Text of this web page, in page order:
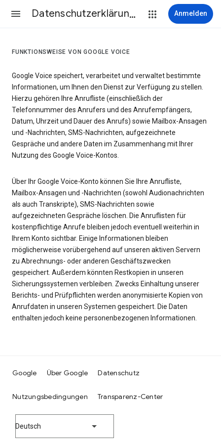
Datenschutzerklärung & Nutzungsbedingungen Anmelden
FUNKTIONSWEISE VON GOOGLE VOICE
Google Voice speichert, verarbeitet und verwaltet bestimmte
Informationen, um Ihnen den Dienst zur Verfügung zu stellen.
Hierzu gehören Ihre Anrufliste (einschließlich der
Telefonnummer des Anrufers und des Anrufempfängers,
Datum, Uhrzeit und Dauer des Anrufs) sowie Mailbox-Ansagen
und -Nachrichten, SMS-Nachrichten, aufgezeichnete
Gespräche und andere Daten im Zusammenhang mit Ihrer
Nutzung des Google Voice-Kontos.
Über Ihr Google Voice-Konto können Sie Ihre Anrufliste,
Mailbox-Ansagen und -Nachrichten (sowohl Audionachrichten
als auch Transkripte), SMS-Nachrichten sowie
aufgezeichneten Gespräche löschen. Die Anruflisten für
kostenpflichtige Anrufe bleiben jedoch eventuell weiterhin in
Ihrem Konto sichtbar. Einige Informationen bleiben
möglicherweise vorübergehend auf unseren aktiven Servern
zu Abrechnungs- oder anderen Geschäftszwecken
gespeichert. Außerdem könnten Restkopien in unseren
Sicherungssystemen verbleiben. Zwecks Einhaltung unserer
Berichts- und Prüfpflichten werden anonymisierte Kopien von
Anrufdaten in unseren Systemen gespeichert. Die Daten
enthalten jedoch keine personenbezogenen Informationen.
Google Über Google Datenschutz
Nutzungsbedingungen Transparenz-Center
Deutsch